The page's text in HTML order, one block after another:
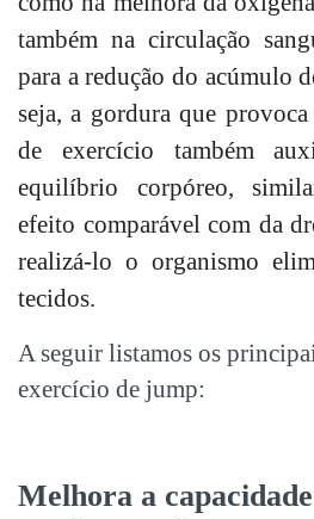
também na circulação
para a redução do acúmulo
seja, a gordura que
de exercício também
equilíbrio corpóreo,
efeito comparável com da
realizá-lo o organismo
tecidos.
A seguir listamos os
exercício de jump:
Melhora a capacidade